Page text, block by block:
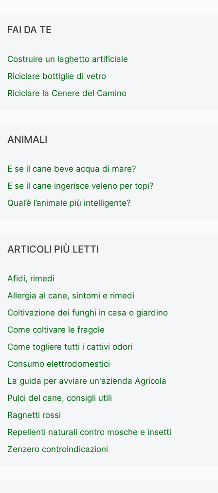
FAI DA TE
Costruire un laghetto artificiale
Riciclare bottiglie di vetro
Riciclare la Cenere del Camino
ANIMALI
E se il cane beve acqua di mare?
E se il cane ingerisce veleno per topi?
Qual’è l’animale più intelligente?
ARTICOLI PIÙ LETTI
Afidi, rimedi
Allergia al cane, sintomi e rimedi
Coltivazione dei funghi in casa o giardino
Come coltivare le fragole
Come togliere tutti i cattivi odori
Consumo elettrodomestici
La guida per avviare un'azienda Agricola
Pulci del cane, consigli utili
Ragnetti rossi
Repellenti naturali contro mosche e insetti
Zenzero controindicazioni